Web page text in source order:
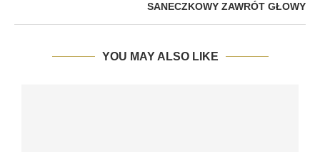
SANECZKOWY ZAWRÓT GŁOWY
YOU MAY ALSO LIKE